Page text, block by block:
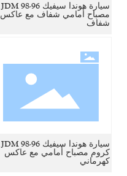
سيارة هوندا سيفيك 96-98 JDM
مصباح أمامي شفاف مع عاكس
شفاف
سيارة هوندا سيفيك 96-98 JDM
كروم مصباح أمامي مع عاكس
كهرماني